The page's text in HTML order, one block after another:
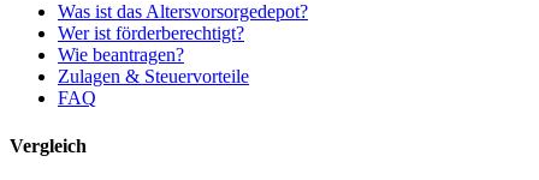
Was ist das Altersvorsorgedepot?
Wer ist förderberechtigt?
Wie beantragen?
Zulagen & Steuervorteile
FAQ
Vergleich